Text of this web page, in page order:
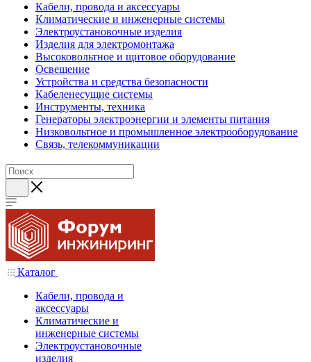
Кабели, провода и аксессуары
Климатические и инженерные системы
Электроустановочные изделия
Изделия для электромонтажа
Высоковольтное и щитовое оборудование
Освещение
Устройства и средства безопасности
Кабеленесущие системы
Инструменты, техника
Генераторы электроэнергии и элементы питания
Низковольтное и промышленное электрооборудование
Связь, телекоммуникации
Каталог
Кабели, провода и
аксессуары
Климатические и
инженерные системы
Электроустановочные
изделия